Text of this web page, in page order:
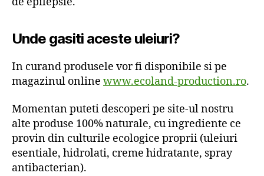
Unde gasiti aceste uleiuri?
In curand produsele vor fi disponibile si pe
magazinul online www.ecoland-production.ro.
Momentan puteti descoperi pe site-ul nostru
alte produse 100% naturale, cu ingrediente ce
provin din culturile ecologice proprii (uleiuri
esentiale, hidrolati, creme hidratante, spray
antibacterian).